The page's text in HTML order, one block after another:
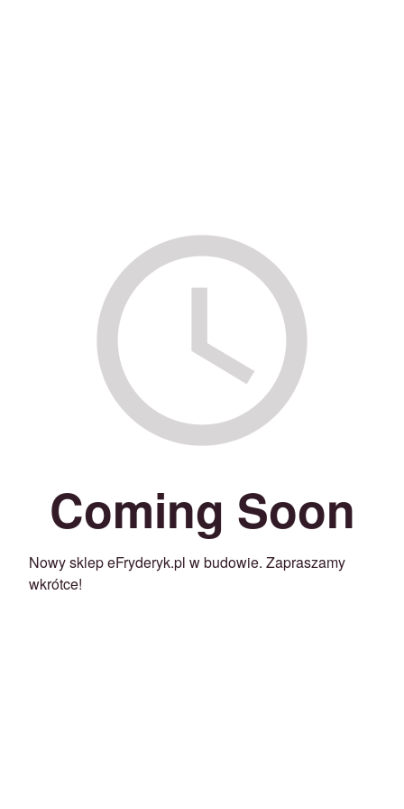
Coming Soon
Nowy sklep eFryderyk.pl w budowie. Zapraszamy
wkrótce!